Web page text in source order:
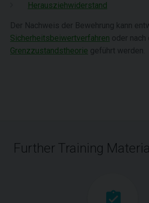
Herausziehwiderstand
Der Nachweis der Bewehrung kann
Sicherheitsbeiwertverfahren oder nach
Grenzzustandstheorie geführt werden.
Further Training